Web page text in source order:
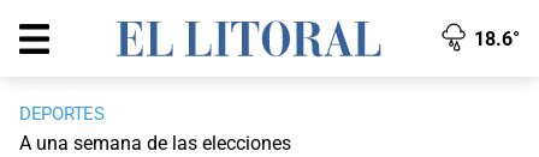
18.6°
DEPORTES
A una semana de las elecciones